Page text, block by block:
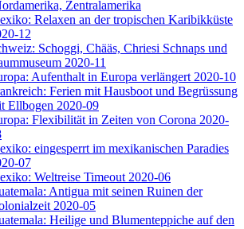
Zentralamerika
Relaxen an der tropischen Karibikküste
12
Schoggi, Chääs, Chriesi Schnaps und
2020-11
Aufenthalt in Europa verlängert 2020-10
Ferien mit Hausboot und Begrüssung
Ellbogen 2020-09
Flexibilität in Zeiten von Corona 2020-
eingesperrt im mexikanischen Paradies
07
Weltreise Timeout 2020-06
Antigua mit seinen Ruinen der
2020-05
Heilige und Blumenteppiche auf den